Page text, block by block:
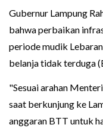
Gubernur Lampung
bahwa perbaikan
periode mudik
belanja tidak terduga
"Sesuai arahan
saat berkunjung ke
anggaran BTT untuk